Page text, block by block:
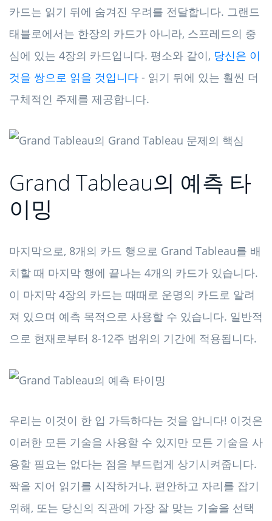
카드는 읽기 뒤에 숨겨진 우려를 전달합니다. 그랜드
태블로에서는 한장의 카드가 아니라, 스프레드의 중
심에 있는 4장의 카드입니다. 평소와 같이, 당신은 이
것을 쌍으로 읽을 것입니다 - 읽기 뒤에 있는 훨씬 더
구체적인 주제를 제공합니다.
Grand Tableau의 예측 타
이밍
마지막으로, 8개의 카드 행으로 Grand Tableau를 배
치할 때 마지막 행에 끝나는 4개의 카드가 있습니다.
이 마지막 4장의 카드는 때때로 운명의 카드로 알려
져 있으며 예측 목적으로 사용할 수 있습니다. 일반적
으로 현재로부터 8-12주 범위의 기간에 적용됩니다.
우리는 이것이 한 입 가득하다는 것을 압니다! 이것은
이러한 모든 기술을 사용할 수 있지만 모든 기술을 사
용할 필요는 없다는 점을 부드럽게 상기시켜줍니다.
짝을 지어 읽기를 시작하거나, 편안하고 자리를 잡기
위해, 또는 당신의 직관에 가장 잘 맞는 기술을 선택